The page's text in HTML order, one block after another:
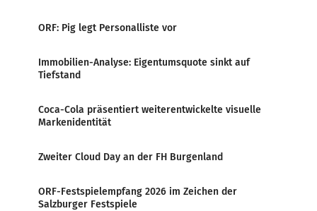
ORF: Pig legt Personalliste vor
Immobilien-Analyse: Eigentumsquote sinkt auf
Tiefstand
Coca-Cola präsentiert weiterentwickelte visuelle
Markenidentität
Zweiter Cloud Day an der FH Burgenland
ORF-Festspielempfang 2026 im Zeichen der
Salzburger Festspiele